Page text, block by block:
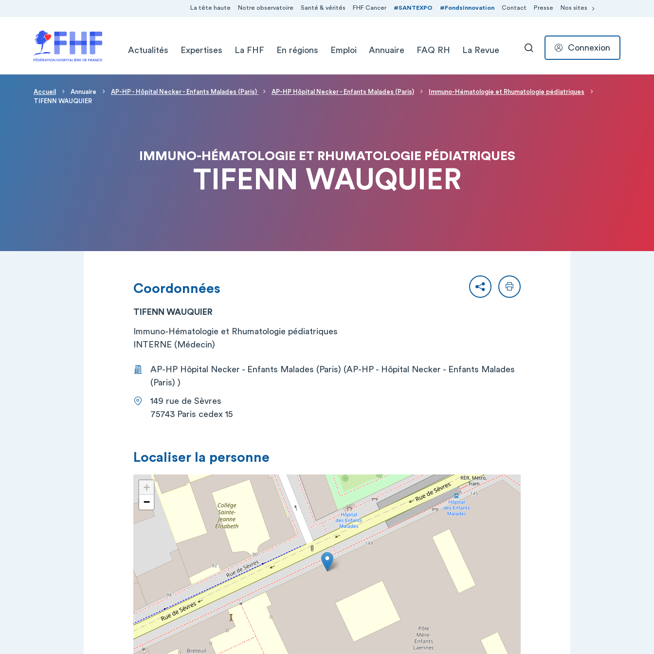
La tête haute Notre observatoire Santé & vérités FHF Cancer #SANTEXPO #FondsInnovation Contact Presse Nos sites
Actualités
Expertises La FHF En régions Emploi Annuaire FAQ RH La Revue RECHERCHER
Connexion
Fil d'Ariane
Accueil Annuaire AP-HP - Hôpital Necker - Enfants Malades (Paris) AP-HP Hôpital Necker - Enfants Malades (Paris)
Immuno-Hématologie et Rhumatologie pédiatriques
TIFENN WAUQUIER
IMMUNO-HÉMATOLOGIE ET RHUMATOLOGIE PÉDIATRIQUES
TIFENN WAUQUIER
PartagerImprimer
Coordonnées
TIFENN WAUQUIER
Immuno-Hématologie et Rhumatologie pédiatriques
INTERNE (Médecin)
AP-HP Hôpital Necker - Enfants Malades (Paris) (AP-HP - Hôpital Necker - Enfants Malades
(Paris) )
149 rue de Sèvres
75743 Paris cedex 15
Localiser la personne
+
−